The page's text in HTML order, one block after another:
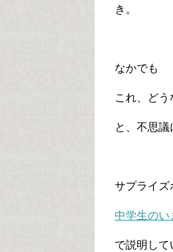
き。
なかでも
これ、どう
と、不思議
サプライズ
中学生のい
で説明して